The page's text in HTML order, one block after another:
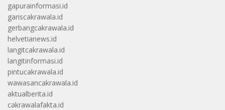
gapurainformasi.id
gariscakrawala.id
gerbangcakrawala.id
helvetianews.id
langitcakrawala.id
langitinformasi.id
pintucakrawala.id
wawasancakrawala.id
aktualberita.id
cakrawalafakta.id